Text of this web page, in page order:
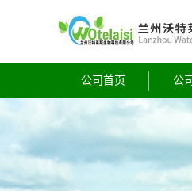
公司首页 公